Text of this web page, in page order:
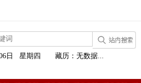
日 星期四 藏历：无数据...